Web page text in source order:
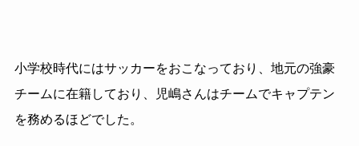
小学校時代にはサッカーをおこなっており、地元の強豪
チームに在籍しており、児嶋さんはチームでキャプテン
を務めるほどでした。